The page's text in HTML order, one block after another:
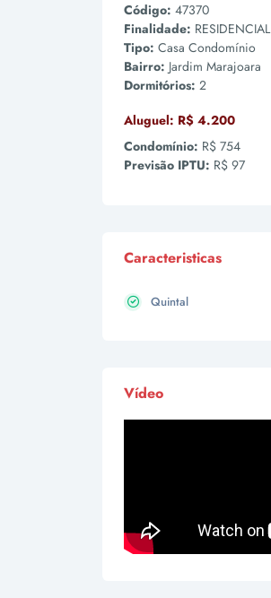
Código: 47370
Finalidade: RESIDENCIAL
Tipo: Casa Condomínio
Bairro: Jardim Marajoara
Dormitórios: 2
Aluguel: R$ 4.200
Condomínio: R$ 754
Previsão IPTU: R$ 97
Caracteristicas
Quintal
Vídeo